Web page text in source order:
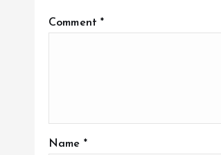
Comment*
Name *